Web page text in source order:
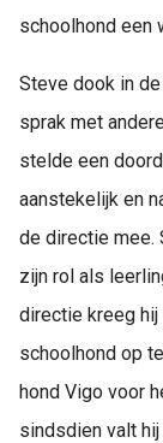
schoolhond een
Steve dook in
sprak met
stelde een
aanstekelijk en
de directie mee.
zijn rol als
directie kreeg
schoolhond op
hond Vigo voor
sindsdien valt